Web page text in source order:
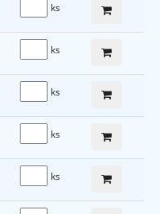
ks
ks
ks
ks
ks